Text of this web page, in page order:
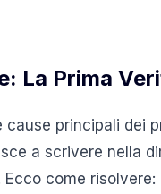
La Prima
cause principali dei
a scrivere nella
come risolvere: